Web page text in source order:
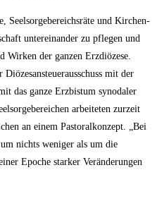
Seel­sor­ge­be­reichs­rä­te und Kir­chen­
unter­ein­an­der zu pfle­gen und
Wir­ken der gan­zen Erz­diö­ze­se.
mit der
das gan­ze Erz­bis­tum syn­oda­ler
arbei­te­ten zur­zeit
an einem Pas­to­ral­kon­zept. „Bei
nichts weni­ger als um die
Epo­che star­ker Ver­än­de­run­gen